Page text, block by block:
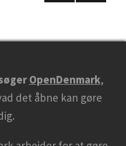
OpenDenmark,
det åbne kan gøre